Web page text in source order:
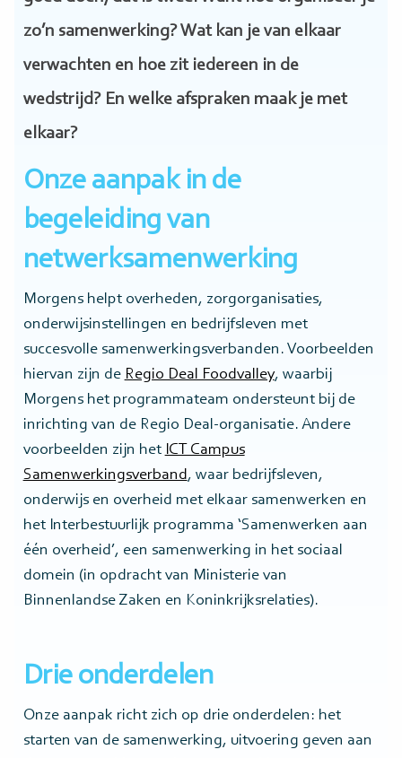
zo’n samenwerking? Wat kan je van elkaar
verwachten en hoe zit iedereen in de
wedstrijd? En welke afspraken maak je met
elkaar?
Onze aanpak in de
begeleiding van
netwerksamenwerking
Morgens helpt overheden, zorgorganisaties,
onderwijsinstellingen en bedrijfsleven met
succesvolle samenwerkingsverbanden. Voorbeelden
hiervan zijn de Regio Deal Foodvalley, waarbij
Morgens het programmateam ondersteunt bij de
inrichting van de Regio Deal-organisatie. Andere
voorbeelden zijn het ICT Campus
Samenwerkingsverband, waar bedrijfsleven,
onderwijs en overheid met elkaar samenwerken en
het Interbestuurlijk programma ‘Samenwerken aan
één overheid’, een samenwerking in het sociaal
domein (in opdracht van Ministerie van
Binnenlandse Zaken en Koninkrijksrelaties).
Drie onderdelen
Onze aanpak richt zich op drie onderdelen: het
starten van de samenwerking, uitvoering geven aan